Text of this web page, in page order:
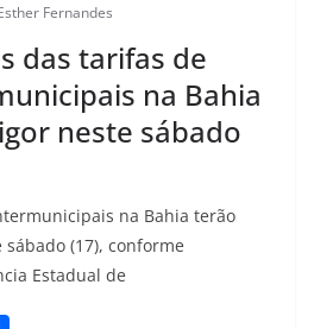
Fernandes
das tarifas de
na Bahia
neste sábado
na Bahia terão
(17), conforme
Estadual de